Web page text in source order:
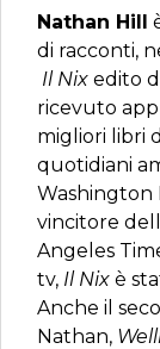
Nathan Hill
di racconti,
Il Nix edito
ricevuto
migliori libri
quotidiani
Washington
vincitore
Angeles
tv, Il Nix è
Anche il
Nathan,